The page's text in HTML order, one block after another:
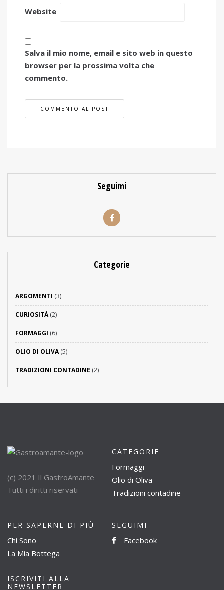
Website
Salva il mio nome, email e sito web in questo
browser per la prossima volta che
commento.
Seguimi
Categorie
ARGOMENTI (3)
CURIOSITÀ(2)
FORMAGGI (6)
OLIO DI OLIVA(5)
TRADIZIONI CONTADINE (2)
(c) 2021 Il GastroAmante
Tutti i diritti riservati
CATEGORIE
Formaggi
Olio di Oliva
Tradizioni contadine
PER SAPERNE DI PIÙ
Chi Sono
La Mia Bottega
SEGUIMI
Facebook
ISCRIVITI ALLA
NEWSLETTER